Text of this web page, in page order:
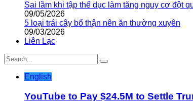
Sai lầm khi tập thể dục làm tăng nguy cơ đột
09/05/2026
5 loại trái cây bổ thận nên ăn thường xuyên
09/03/2026
Liên Lạc
English
YouTube to Pay $24.5M to Settle